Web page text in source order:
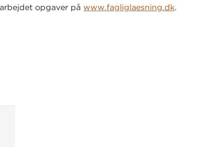
opgaver på www.fagliglaesning.dk.